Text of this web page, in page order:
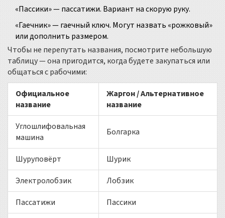
«Пассики» — пассатижи. Вариант на скорую руку.
«Гаечник» — гаечный ключ. Могут назвать «рожковый»
или дополнить размером.
Чтобы не перепутать названия, посмотрите небольшую
таблицу — она пригодится, когда будете закупаться или
общаться с рабочими:
Официальное
название
Жаргон / Альтернативное
название
Углошлифовальная
машина
Болгарка
Шуруповёрт
Шурик
Электролобзик
Лобзик
Пассатижи
Пассики